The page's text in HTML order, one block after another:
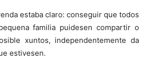
estaba claro: conseguir que todos
familia puidesen compartir o
xuntos, independentemente da
estivesen.